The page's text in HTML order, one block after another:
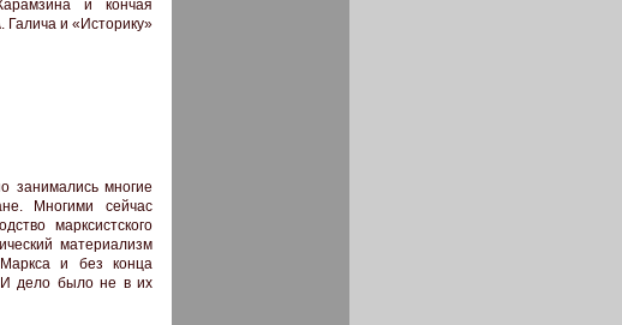
и кончая
Галича и «Историку»
занимались многие
Многими сейчас
марксистского
материализм
и без конца
И дело было не в их